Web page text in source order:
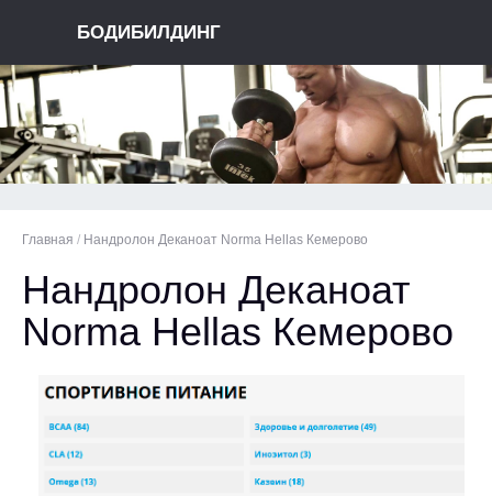
БОДИБИЛДИНГ
Главная / Нандролон Деканоат Norma Hellas Кемерово
Нандролон Деканоат
Norma Hellas Кемерово